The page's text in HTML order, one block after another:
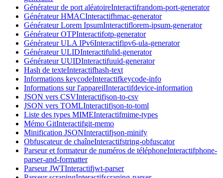
Générateur de port aléatoireInteractifrandom-port-generator
Générateur HMACInteractifhmac-generator
Générateur Lorem IpsumInteractiflorem-ipsum-generator
Générateur OTPInteractifotp-generator
Générateur ULA IPv6Interactifipv6-ula-generator
Générateur ULIDInteractifulid-generator
Générateur UUIDInteractifuuid-generator
Hash de texteInteractifhash-text
Informations keycodeInteractifkeycode-info
Informations sur l'appareilInteractifdevice-information
JSON vers CSVInteractifjson-to-csv
JSON vers TOMLInteractifjson-to-toml
Liste des types MIMEInteractifmime-types
Mémo GitInteractifgit-memo
Minification JSONInteractifjson-minify
Obfuscateur de chaîneInteractifstring-obfuscator
Parseur et formateur de numéros de téléphoneInteractifphone-
parser-and-formatter
Parseur JWTInteractifjwt-parser